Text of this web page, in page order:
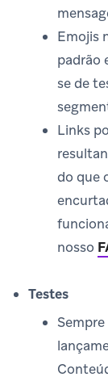
Emojis
padrão
se de
Links
do que
nosso
Testes